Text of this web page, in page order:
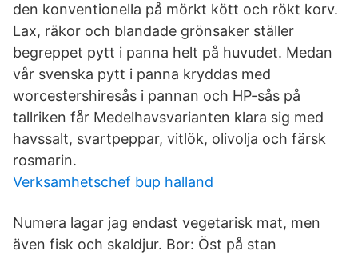
den konventionella på mörkt kött och rökt korv.
Lax, räkor och blandade grönsaker ställer
begreppet pytt i panna helt på huvudet. Medan
vår svenska pytt i panna kryddas med
worcestershiresås i pannan och HP-sås på
tallriken får Medelhavsvarianten klara sig med
havssalt, svartpeppar, vitlök, olivolja och färsk
rosmarin.
Verksamhetschef bup halland
Numera lagar jag endast vegetarisk mat, men
även fisk och skaldjur. Bor: Öst på stan